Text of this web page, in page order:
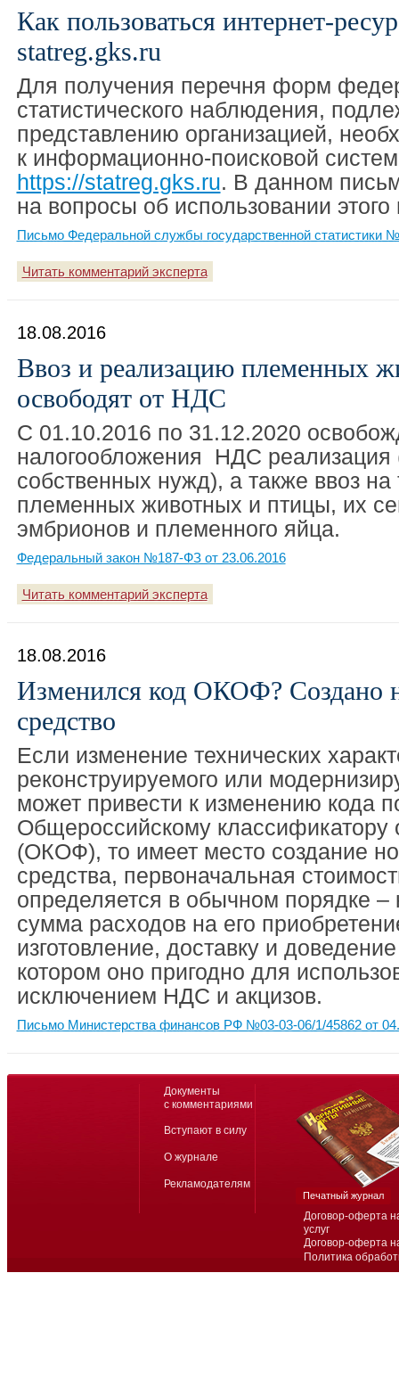
Как пользоваться интернет-
statreg.gks.ru
Для получения перечня форм
статистического наблюдения,
представлению организацией,
к информационно-поисковой
https://statreg.gks.ru. В данном
на вопросы об использовании этого
Письмо Федеральной службы государственной статистики
Читать комментарий эксперта
18.08.2016
Ввоз и реализацию племенных
освободят от НДС
С 01.10.2016 по 31.12.2020
налогообложения НДС реализация
собственных нужд), а также ввоз
племенных животных и птицы, их
эмбрионов и племенного яйца.
Федеральный закон №187-ФЗ от 23.06.2016
Читать комментарий эксперта
18.08.2016
Изменился код ОКОФ? Создано
средство
Если изменение технических
реконструируемого или
может привести к изменению кода
Общероссийскому
(ОКОФ), то имеет место создание
средства, первоначальная
определяется в обычном порядке –
сумма расходов на его
изготовление, доставку и
котором оно пригодно для
исключением НДС и акцизов.
Письмо Министерства финансов РФ №03-03-06/1/45862 от
Договор-оферта
услуг
Договор-оферта
Политика
Документы
с комментариями
Вступают в силу
О журнале
Рекламодателям
Печатный журнал